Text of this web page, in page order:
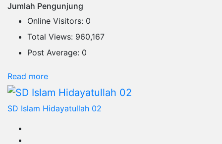
Jumlah Pengunjung
Online Visitors: 0
Total Views: 960,167
Post Average: 0
Read more:
Sapu
Lidi
SD Islam Hidayatullah 02